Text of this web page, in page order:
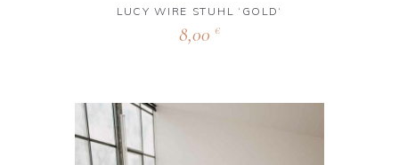
LUCY WIRE STUHL ‘GOLD‘
8,00 €